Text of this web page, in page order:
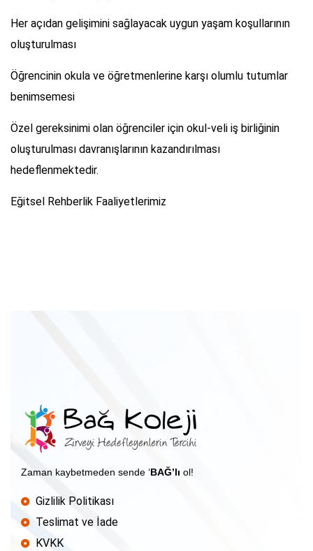
Her açıdan gelişimini sağlayacak uygun yaşam koşullarının
oluşturulması
Öğrencinin okula ve öğretmenlerine karşı olumlu tutumlar
benimsemesi
Özel gereksinimi olan öğrenciler için okul-veli iş birliğinin
oluşturulması davranışlarının kazandırılması
hedeflenmektedir.
Eğitsel Rehberlik Faaliyetlerimiz
Zaman kaybetmeden sende ‘BAĞ’lı ol!
Gizlilik Politikası
Teslimat ve İade
KVKK